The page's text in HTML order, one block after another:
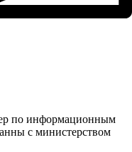
по информационным
с министерством